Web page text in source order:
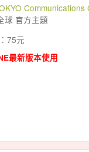
球 官方主題
75元
最新版本使用